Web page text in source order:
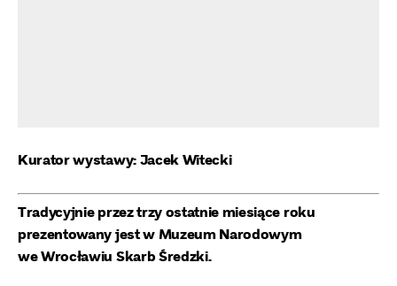
Kurator wystawy: Jacek Witecki
Tradycyjnie przez trzy ostatnie miesiące roku
prezentowany jest w Muzeum Narodowym
we Wrocławiu Skarb Średzki.